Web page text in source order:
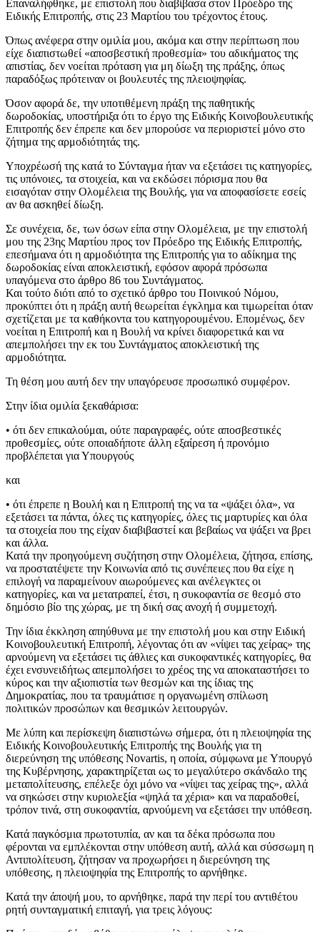
Επαναλήφθηκε, με επιστολή που διαβίβασα στον Πρόεδρο της
Ειδικής Επιτροπής, στις 23 Μαρτίου του τρέχοντος έτους.
Όπως ανέφερα στην ομιλία μου, ακόμα και στην περίπτωση που
είχε διαπιστωθεί «αποσβεστική προθεσμία» του αδικήματος της
απιστίας, δεν νοείται πρόταση για μη δίωξη της πράξης, όπως
παραδόξως πρότειναν οι βουλευτές της πλειοψηφίας.
Όσον αφορά δε, την υποτιθέμενη πράξη της παθητικής
δωροδοκίας, υποστήριξα ότι το έργο της Ειδικής Κοινοβουλευτικής
Επιτροπής δεν έπρεπε και δεν μπορούσε να περιοριστεί μόνο στο
ζήτημα της αρμοδιότητάς της.
Υποχρέωσή της κατά το Σύνταγμα ήταν να εξετάσει τις κατηγορίες,
τις υπόνοιες, τα στοιχεία, και να εκδώσει πόρισμα που θα
εισαγόταν στην Ολομέλεια της Βουλής, για να αποφασίσετε εσείς
αν θα ασκηθεί δίωξη.
Σε συνέχεια, δε, των όσων είπα στην Ολομέλεια, με την επιστολή
μου της 23ης Μαρτίου προς τον Πρόεδρο της Ειδικής Επιτροπής,
επεσήμανα ότι η αρμοδιότητα της Επιτροπής για το αδίκημα της
δωροδοκίας είναι αποκλειστική, εφόσον αφορά πρόσωπα
υπαγόμενα στο άρθρο 86 του Συντάγματος.
Και τούτο διότι από το σχετικό άρθρο του Ποινικού Νόμου,
προκύπτει ότι η πράξη αυτή θεωρείται έγκλημα και τιμωρείται όταν
σχετίζεται με τα καθήκοντα του κατηγορουμένου. Επομένως, δεν
νοείται η Επιτροπή και η Βουλή να κρίνει διαφορετικά και να
απεμπολήσει την εκ του Συντάγματος αποκλειστική της
αρμοδιότητα.
Τη θέση μου αυτή δεν την υπαγόρευσε προσωπικό συμφέρον.
Στην ίδια ομιλία ξεκαθάρισα:
• ότι δεν επικαλούμαι, ούτε παραγραφές, ούτε αποσβεστικές
προθεσμίες, ούτε οποιαδήποτε άλλη εξαίρεση ή προνόμιο
προβλέπεται για Υπουργούς
και
• ότι έπρεπε η Βουλή και η Επιτροπή της να τα «ψάξει όλα», να
εξετάσει τα πάντα, όλες τις κατηγορίες, όλες τις μαρτυρίες και όλα
τα στοιχεία που της είχαν διαβιβαστεί και βεβαίως να ψάξει να βρει
και άλλα.
Κατά την προηγούμενη συζήτηση στην Ολομέλεια, ζήτησα, επίσης,
να προστατέψετε την Κοινωνία από τις συνέπειες που θα είχε η
επιλογή να παραμείνουν αιωρούμενες και ανέλεγκτες οι
κατηγορίες, και να μετατραπεί, έτσι, η συκοφαντία σε θεσμό στο
δημόσιο βίο της χώρας, με τη δική σας ανοχή ή συμμετοχή.
Την ίδια έκκληση απηύθυνα με την επιστολή μου και στην Ειδική
Κοινοβουλευτική Επιτροπή, λέγοντας ότι αν «νίψει τας χείρας» της
αρνούμενη να εξετάσει τις άθλιες και συκοφαντικές κατηγορίες, θα
έχει ενσυνειδήτως απεμπολήσει το χρέος της να αποκαταστήσει το
κύρος και την αξιοπιστία των θεσμών και της ίδιας της
Δημοκρατίας, που τα τραυμάτισε η οργανωμένη σπίλωση
πολιτικών προσώπων και θεσμικών λειτουργών.
Με λύπη και περίσκεψη διαπιστώνω σήμερα, ότι η πλειοψηφία της
Ειδικής Κοινοβουλευτικής Επιτροπής της Βουλής για τη
διερεύνηση της υπόθεσης Novartis, η οποία, σύμφωνα με Υπουργό
της Κυβέρνησης, χαρακτηρίζεται ως το μεγαλύτερο σκάνδαλο της
μεταπολίτευσης, επέλεξε όχι μόνο να «νίψει τας χείρας της», αλλά
να σηκώσει στην κυριολεξία «ψηλά τα χέρια» και να παραδοθεί,
τρόπον τινά, στη συκοφαντία, αρνούμενη να εξετάσει την υπόθεση.
Κατά παγκόσμια πρωτοτυπία, αν και τα δέκα πρόσωπα που
φέρονται να εμπλέκονται στην υπόθεση αυτή, αλλά και σύσσωμη η
Αντιπολίτευση, ζήτησαν να προχωρήσει η διερεύνηση της
υπόθεσης, η πλειοψηφία της Επιτροπής το αρνήθηκε.
Κατά την άποψή μου, το αρνήθηκε, παρά την περί του αντιθέτου
ρητή συνταγματική επιταγή, για τρεις λόγους: